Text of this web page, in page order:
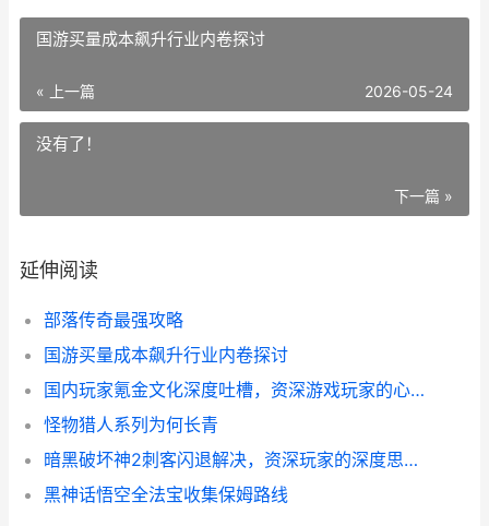
国游买量成本飙升行业内卷探讨
« 上一篇 2026-05-24
没有了！
下一篇 »
延伸阅读
部落传奇最强攻略
国游买量成本飙升行业内卷探讨
国内玩家氪金文化深度吐槽，资深游戏玩家的心声与反思
怪物猎人系列为何长青
暗黑破坏神2刺客闪退解决，资深玩家的深度思索与操作指南
黑神话悟空全法宝收集保姆路线